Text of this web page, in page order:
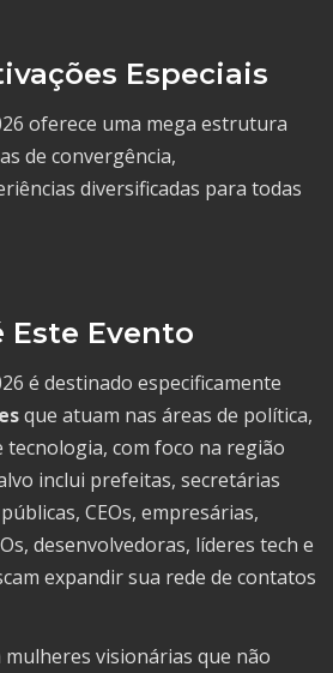
Especiais
oferece uma mega estrutura
de convergência,
diversificadas para todas
Este Evento
é destinado especificamente
que atuam nas áreas de política,
com foco na região
inclui prefeitas, secretárias
CEOs, empresárias,
desenvolvedoras, líderes tech e
expandir sua rede de contatos
visionárias que não